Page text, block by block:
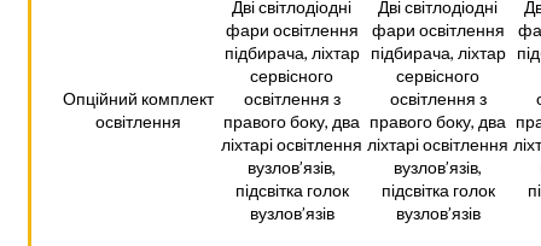
Опційний комплект
освітлення
Дві світлодіодні
фари освітлення
підбирача, ліхтар
сервісного
освітлення з
правого боку, два
ліхтарі освітлення
вузлов’язів,
підсвітка голок
вузлов’язів
Дві світлодіодні
фари освітлення
підбирача, ліхтар
сервісного
освітлення з
правого боку, два
ліхтарі освітлення
вузлов’язів,
підсвітка голок
вузлов’язів